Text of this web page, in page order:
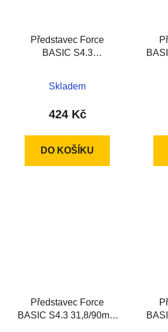
Představec Force
BASIC S4.3
Skladem
424 Kč
DO KOŠÍKU
Představec Force
BASIC S4.3 31,8/90mm